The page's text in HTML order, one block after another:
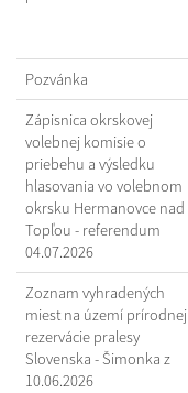
Pozvánka
Zápisnica okrskovej
volebnej komisie o
priebehu a výsledku
hlasovania vo volebnom
okrsku Hermanovce nad
Topľou - referendum
04.07.2026
Zoznam vyhradených
miest na území prírodnej
rezervácie pralesy
Slovenska - Šimonka z
10.06.2026